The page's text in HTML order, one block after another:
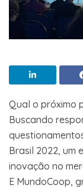
Qual o próximo
Buscando
Brasil 2022, um
inovação no
E MundoCoop,